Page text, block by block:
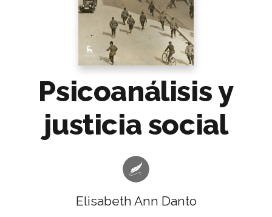
Psicoanálisis y
justicia social
Elisabeth Ann Danto